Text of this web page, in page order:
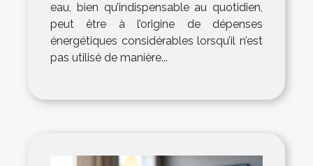
eau, bien qu’indispensable au quotidien,
peut être à l’origine de dépenses
énergétiques considérables lorsqu’il n’est
pas utilisé de manière...